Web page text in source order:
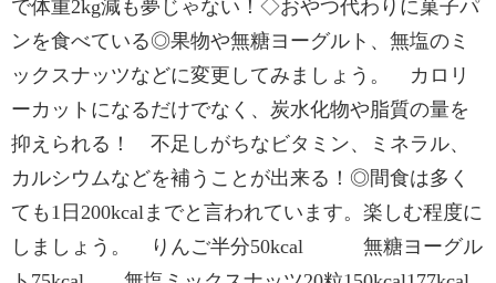
で体重2kg減も夢じゃない！◇おやつ代わりに菓子パ
ンを食べている◎果物や無糖ヨーグルト、無塩のミ
ックスナッツなどに変更してみましょう。 カロリ
ーカットになるだけでなく、炭水化物や脂質の量を
抑えられる！ 不足しがちなビタミン、ミネラル、
カルシウムなどを補うことが出来る！◎間食は多く
ても1日200kcalまでと言われています。楽しむ程度に
しましょう。 りんご半分50kcal 無糖ヨーグル